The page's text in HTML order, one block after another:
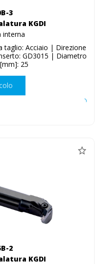
3
KGDI
interna
taglio: Acciaio | Direzione
GD3015 | Diametro
25
2
KGDI